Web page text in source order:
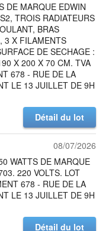
DE MARQUE EDWIN
TROIS RADIATEURS
BRAS
3 X FILAMENTS
DE SECHAGE :
X 200 X 70 CM. TVA
678 - RUE DE LA
LE 13 JUILLET DE 9H
Détail du lot
08/07/2026
WATTS DE MARQUE
220 VOLTS. LOT
678 - RUE DE LA
LE 13 JUILLET DE 9H
Détail du lot